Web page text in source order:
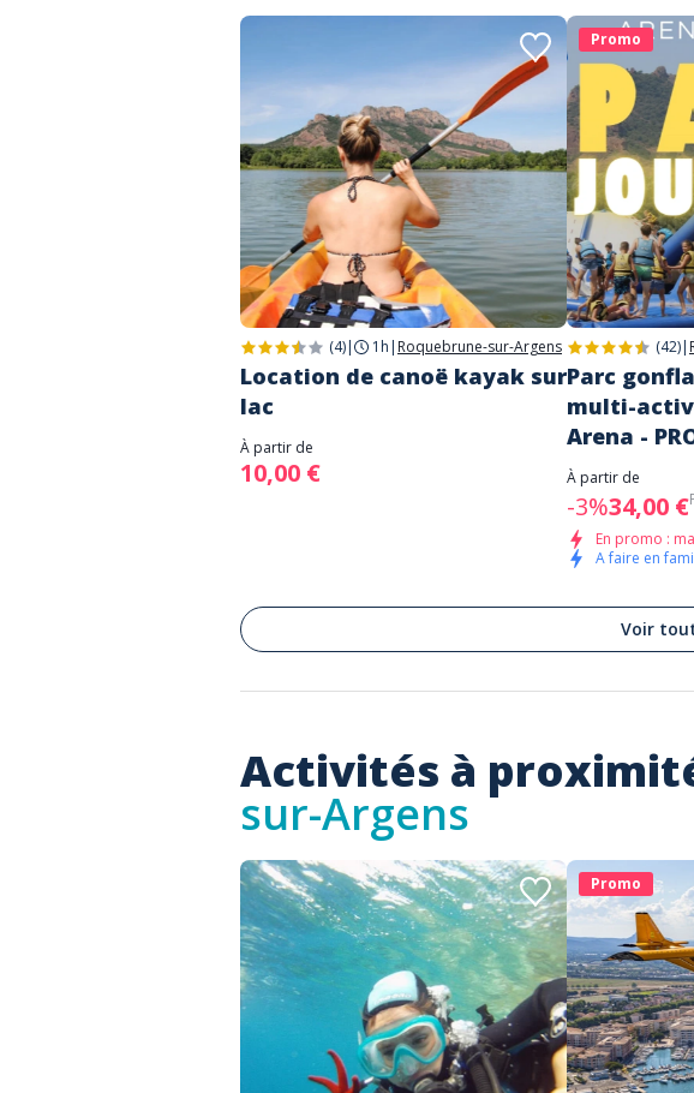
(4)| 1h | Roquebrune-sur-Argens
Location de canoë kayak sur
lac
À partir de
10,00 €
Promo
(42)|
Parc
multi-
Arena -
À partir de
-3%34,00 €
En promo :
A faire en
Voir
Activités à
sur-Argens
Promo